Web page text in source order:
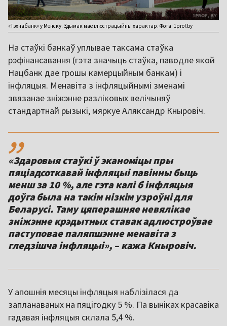
«Тэхнабанк» у Менску. Здымак мае ілюстрацыйны характар. Фота: 1prof.by
На стаўкі банкаў уплывае таксама стаўка
рэфінансавання (гэта значыць стаўка, паводле якой
Нацбанк дае грошы камерцыйным банкам) і
інфляцыя. Менавіта з інфляцыйнымі зменамі
звязанае зніжэнне разліковых велічыняў
стандартнай рызыкі, мяркуе Аляксандр Кныровіч.
,,
«Здаровыя стаўкі ў эканоміцы пры
пяціадсоткавай інфляцыі павінны быць
менш за 10 %, але гэта калі б інфляцыя
доўга была на такім нізкім узроўні для
Беларусі. Таму цяперашняе невялікае
зніжэнне крэдытных ставак адлюстроўвае
паступовае паляпшэнне менавіта з
гледзішча інфляцыі», – кажа Кныровіч.
У апошнія месяцы інфляцыя наблізілася да
запланаваных на пяцігодку 5 %. Па выніках красавіка
гадавая інфляцыя склала 5,4 %.